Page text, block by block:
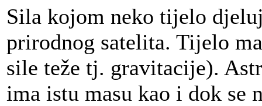
Sila kojom neko tijelo
prirodnog satelita. Tijelo
sile teže tj. gravitacije).
ima istu masu kao i dok